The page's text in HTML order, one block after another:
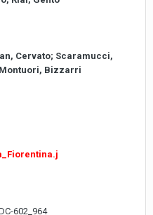
Cervato; Scaramucci,
Bizzarri